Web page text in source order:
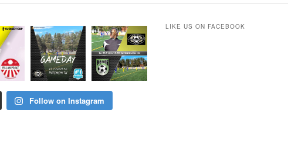
Follow on Instagram
LIKE US ON FACEBOOK